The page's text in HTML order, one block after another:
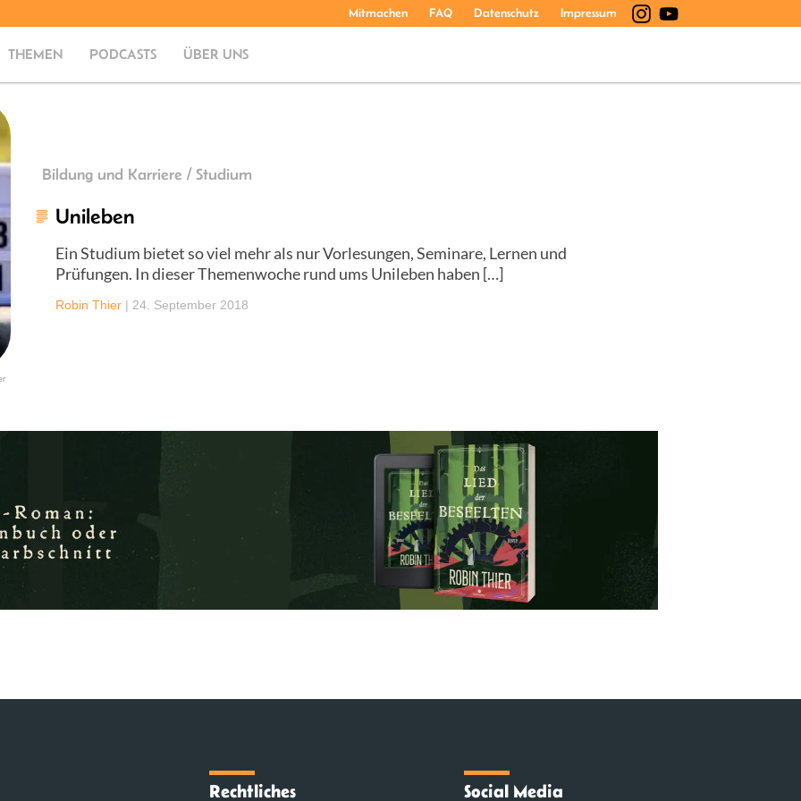
Mitmachen FAQ Datenschutz Impressum
THEMEN PODCASTS ÜBER UNS
Bildung und Karriere / Studium
Unileben
Ein Studium bietet so viel mehr als nur Vorlesungen, Seminare, Lernen und
Prüfungen. In dieser Themenwoche rund ums Unileben haben […]
Robin Thier | 24. September 2018
Rechtliches Social Media